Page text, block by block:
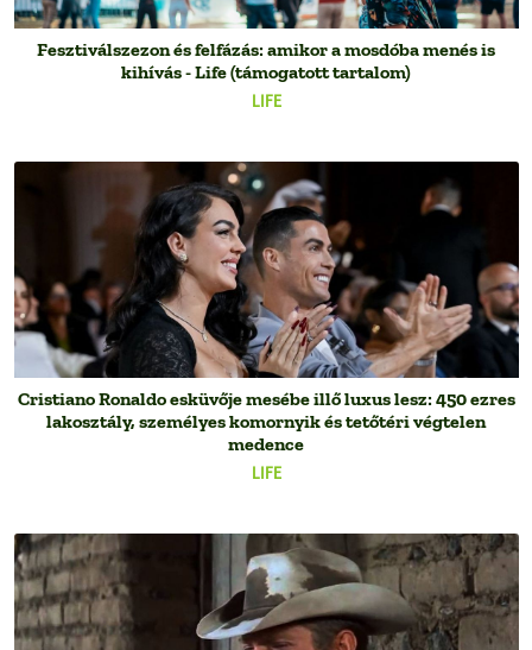
LIFE
Fesztiválszezon és felfázás: amikor a mosdóba menés is
kihívás - Life (támogatott tartalom)
LIFE
Cristiano Ronaldo esküvője mesébe illő luxus lesz: 450 ezres
lakosztály, személyes komornyik és tetőtéri végtelen
medence